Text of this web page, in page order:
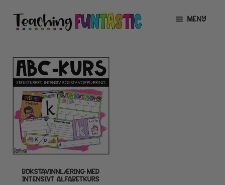
Hopp
til
Hopp
til
MENY
MIN KONTO
GRATIS
BUTIKK
LISENSER
TIPSHJØRNET
BOKSTAVINNLÆRING MED
INTENSIVT ALFABETKURS